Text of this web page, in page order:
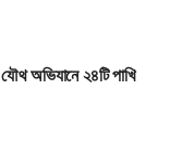
অভিযানে ২৪টি পাখি